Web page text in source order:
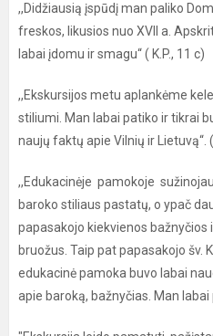
,,Didžiausią įspūdį man paliko
freskos, likusios nuo XVII a.
labai įdomu ir smagu“ ( K.P., 11 c)
,,Ekskursijos metu aplankėme
stiliumi. Man labai patiko ir tikrai
naujų faktų apie Vilnių ir Lietuvą“. (
,,Edukacinėje pamokoje
baroko stiliaus pastatų, o ypač
papasakojo kiekvienos bažnyčios
bruožus. Taip pat papasakojo šv.
edukacinė pamoka buvo labai
apie baroką, bažnyčias. Man labai